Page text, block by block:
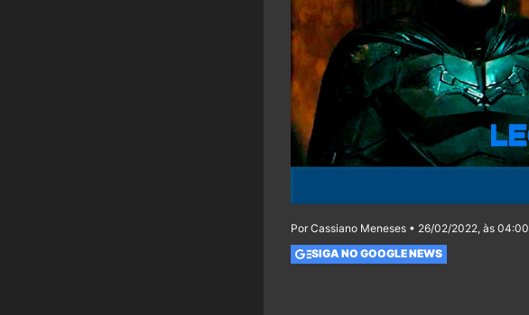
Por Cassiano Meneses • 26/02/2022, às 04:00
SIGA NO GOOGLE NEWS